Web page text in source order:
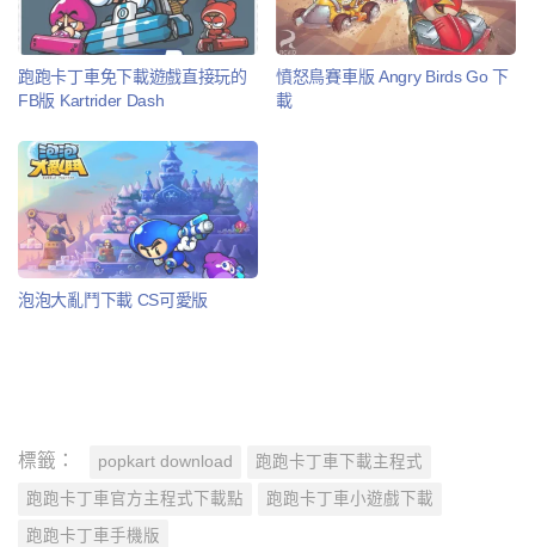
跑跑卡丁車免下載遊戲直接玩的
FB版 Kartrider Dash
憤怒鳥賽車版 Angry Birds Go 下
載
泡泡大亂鬥下載 CS可愛版
標籤： popkart download 跑跑卡丁車下載主程式
跑跑卡丁車官方主程式下載點 跑跑卡丁車小遊戲下載
跑跑卡丁車手機版